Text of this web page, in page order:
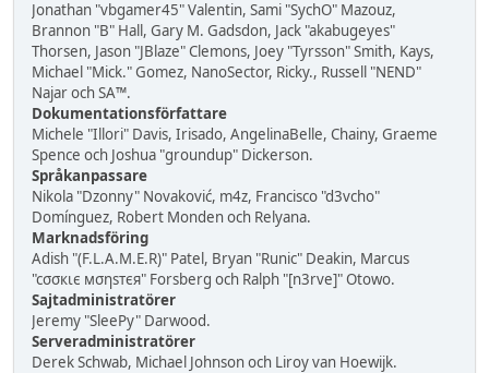
Jonathan "vbgamer45" Valentin, Sami "SychO" Mazouz,
Brannon "B" Hall, Gary M. Gadsdon, Jack "akabugeyes"
Thorsen, Jason "JBlaze" Clemons, Joey "Tyrsson" Smith, Kays,
Michael "Mick." Gomez, NanoSector, Ricky., Russell "NEND"
Najar och SA™.
Dokumentationsförfattare
Michele "Illori" Davis, Irisado, AngelinaBelle, Chainy, Graeme
Spence och Joshua "groundup" Dickerson.
Språkanpassare
Nikola "Dzonny" Novaković, m4z, Francisco "d3vcho"
Domínguez, Robert Monden och Relyana.
Marknadsföring
Adish "(F.L.A.M.E.R)" Patel, Bryan "Runic" Deakin, Marcus
"cσσкιє мσηѕтєя" Forsberg och Ralph "[n3rve]" Otowo.
Sajtadministratörer
Jeremy "SleePy" Darwood.
Serveradministratörer
Derek Schwab, Michael Johnson och Liroy van Hoewijk.